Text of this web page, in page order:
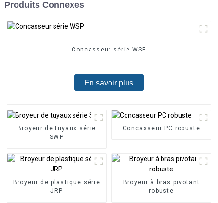
Produits Connexes
Concasseur série WSP
En savoir plus
Broyeur de tuyaux série
SWP
Concasseur PC robuste
Broyeur de plastique série
JRP
Broyeur à bras pivotant
robuste